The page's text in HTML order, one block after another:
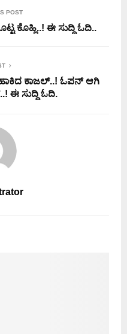
POST
ಕೊಹ್ಲಿ..! ಈ ಸುದ್ದಿ ಓದಿ..
ಕಾಜಲ್..! ಓಪನ್ ಆಗಿ
ಈ ಸುದ್ದಿ ಓದಿ.